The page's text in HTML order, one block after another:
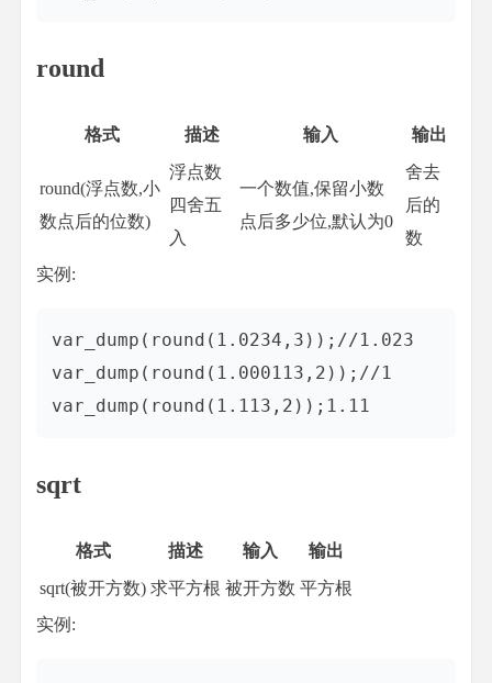
round
格式 描述 输入 输出
round(浮点数,小
数点后的位数)
浮点数
四舍五
入
一个数值,保留小数
点后多少位,默认为0
舍去
后的
数
实例:
var_dump(round(1.0234,3));//1.023
var_dump(round(1.000113,2));//1
sqrt
格式 描述 输入
输出
sqrt(被开方数) 求平方根 被开方数 平方根
实例: